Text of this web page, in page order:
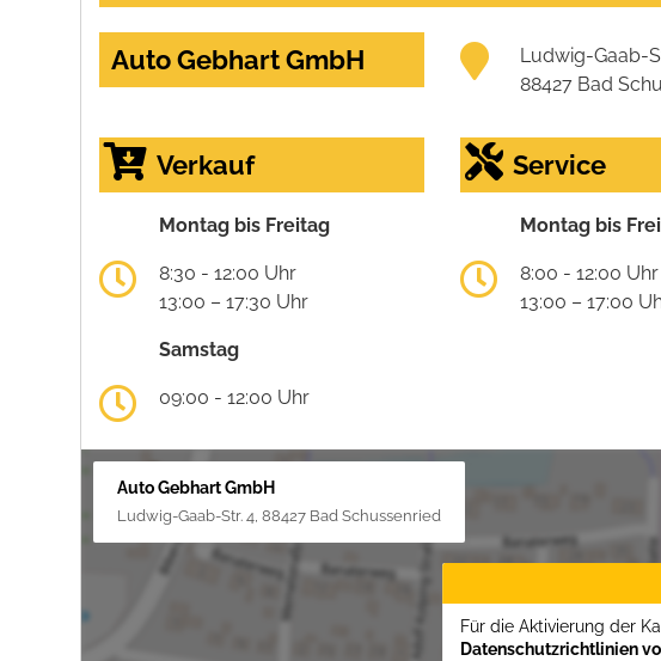
Auto Gebhart GmbH
Ludwig-Gaab-
88427 Bad
Verkauf
Montag bis Freitag
8:30 - 12:00 Uhr
13:00 – 17:30 Uhr
Samstag
09:00 - 12:00 Uhr
Service
Montag bis
8:00 - 12:00 Uhr
13:00 – 17:00
Auto Gebhart GmbH
Ludwig-Gaab-Str. 4, 88427 Bad Schussenried
Für die Aktivierung der
Datenschutzrichtlinien